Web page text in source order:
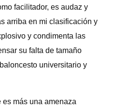
facilitador, es audaz y
arriba en mi clasificación y
y condimenta las
su falta de tamaño
universitario y
más una amenaza